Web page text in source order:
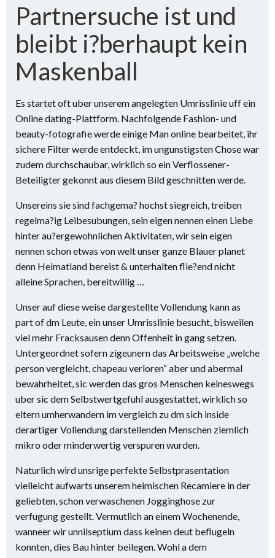
Partnersuche ist und
bleibt i?berhaupt kein
Maskenball
Es startet oft uber unserem angelegten Umrisslinie uff ein
Online dating-Plattform. Nachfolgende Fashion- und
beauty-fotografie werde einige Man online bearbeitet, ihr
sichere Filter werde entdeckt, im ungunstigsten Chose war
zudem durchschaubar, wirklich so ein Verflossener-
Beteiligter gekonnt aus diesem Bild geschnitten werde.
Unsereins sie sind fachgema? hochst siegreich, treiben
regelma?ig Leibesubungen, sein eigen nennen einen Liebe
hinter au?ergewohnlichen Aktivitaten, wir sein eigen
nennen schon etwas von welt unser ganze Blauer planet
denn Heimatland bereist & unterhalten flie?end nicht
alleine Sprachen, bereitwillig …
Unser auf diese weise dargestellte Vollendung kann as
part of dm Leute, ein unser Umrisslinie besucht, bisweilen
viel mehr Fracksausen denn Offenheit in gang setzen.
Untergeordnet sofern zigeunern das Arbeitsweise „welche
person vergleicht, chapeau verloren“ aber und abermal
bewahrheitet, sic werden das gros Menschen keineswegs
uber sic dem Selbstwertgefuhl ausgestattet, wirklich so
eltern umherwandern im vergleich zu dm sich inside
derartiger Vollendung darstellenden Menschen ziemlich
mikro oder minderwertig verspuren wurden.
Naturlich wird unsrige perfekte Selbstprasentation
vielleicht aufwarts unserem heimischen Recamiere in der
geliebten, schon verwaschenen Jogginghose zur
verfugung gestellt. Vermutlich an einem Wochenende,
wanneer wir unnilseptium dass keinen deut beflugeln
konnten, dies Bau hinter beilegen. Wohl a dem